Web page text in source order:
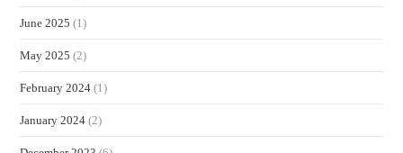
June 2025 (1)
May 2025 (2)
February 2024 (1)
January 2024 (2)